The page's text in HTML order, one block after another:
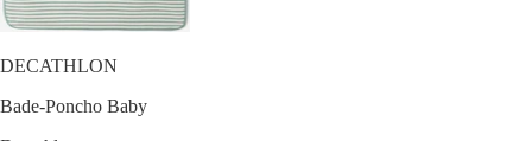
DECATHLON
Bade-Poncho Baby